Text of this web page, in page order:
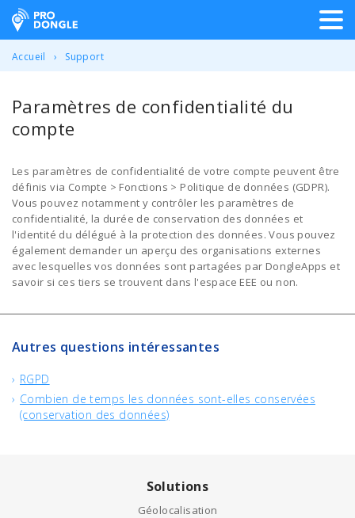
ProDongle Géolocalisation
Accueil Support
Paramètres de confidentialité du
compte
Les paramètres de confidentialité de votre compte peuvent être
définis via Compte > Fonctions > Politique de données (GDPR).
Vous pouvez notamment y contrôler les paramètres de
confidentialité, la durée de conservation des données et
l'identité du délégué à la protection des données. Vous pouvez
également demander un aperçu des organisations externes
avec lesquelles vos données sont partagées par DongleApps et
savoir si ces tiers se trouvent dans l'espace EEE ou non.
Autres questions intéressantes
RGPD
Combien de temps les données sont-elles conservées
(conservation des données)
Solutions
Géolocalisation